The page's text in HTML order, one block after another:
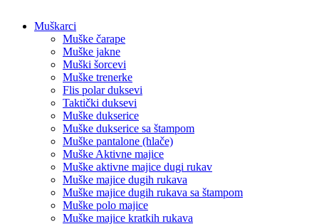
Muškarci
Muške čarape
Muške jakne
Muški šorcevi
Muške trenerke
Flis polar duksevi
Taktički duksevi
Muške dukserice
Muške dukserice sa štampom
Muške pantalone (hlače)
Muške Aktivne majice
Muške aktivne majice dugi rukav
Muške majice dugih rukava
Muške majice dugih rukava sa štampom
Muške polo majice
Muške majice kratkih rukava